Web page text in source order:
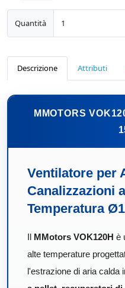
Quantità
Descrizione Attributi
MMOTORS
Ventilatore per
Canalizzazioni
Temperatura
Il MMotors VOK120H è
alte temperature
l'estrazione di aria calda